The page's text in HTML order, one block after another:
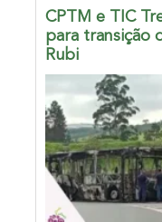
CPTM e TIC
para transição
Rubi